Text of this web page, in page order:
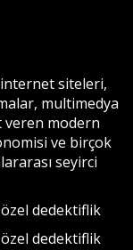
siteleri,
multimedya
veren modern
ve birçok
seyirci
özel dedektiflik
özel dedektiflik